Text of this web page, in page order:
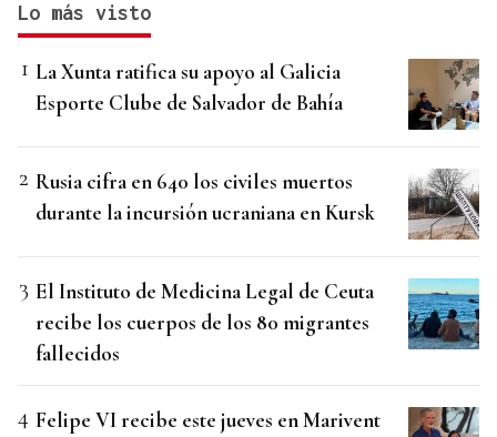
Lo más visto
La Xunta ratifica su apoyo al Galicia
Esporte Clube de Salvador de Bahía
Rusia cifra en 640 los civiles muertos
durante la incursión ucraniana en Kursk
El Instituto de Medicina Legal de Ceuta
recibe los cuerpos de los 80 migrantes
fallecidos
Felipe VI recibe este jueves en Marivent